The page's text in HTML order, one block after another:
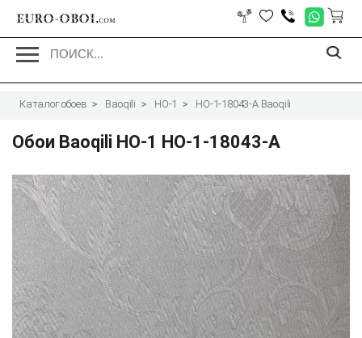
EURO-OBOI.com
Каталог обоев Baoqili HO-1 HO-1-18043-A Baoqili
Обои Baoqili HO-1 HO-1-18043-A